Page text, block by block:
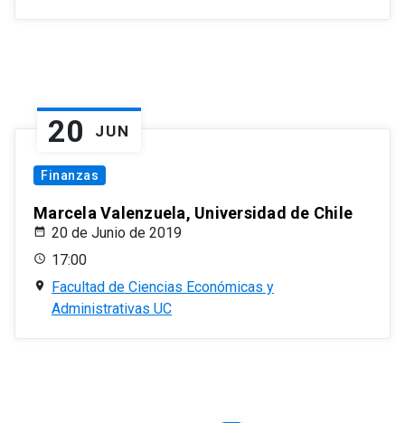
20 JUN
Finanzas
Marcela Valenzuela, Universidad de Chile
20 de Junio de 2019
17:00
Facultad de Ciencias Económicas y
Administrativas UC